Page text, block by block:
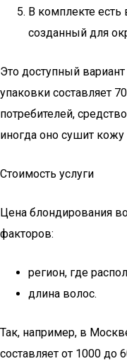
В комплекте
созданный для
Это доступный
упаковки составляет
потребителей,
иногда оно сушит
Стоимость услуги
Цена блондирования
факторов:
регион, где
длина волос.
Так, например, в
составляет от 1000 до